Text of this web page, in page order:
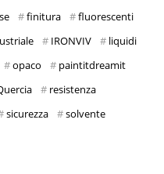
finitura
fluorescenti
IRONVIV
liquidi
opaco
paintitdreamit
resistenza
sicurezza
solvente